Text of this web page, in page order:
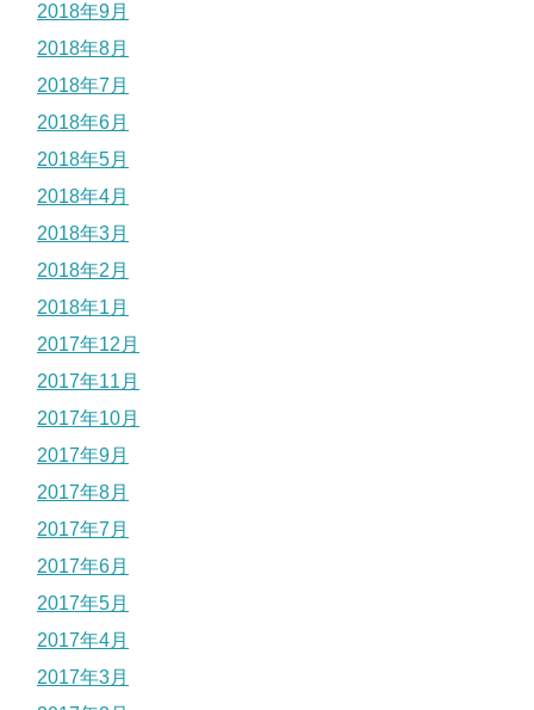
2018年9月
2018年8月
2018年7月
2018年6月
2018年5月
2018年4月
2018年3月
2018年2月
2018年1月
2017年12月
2017年11月
2017年10月
2017年9月
2017年8月
2017年7月
2017年6月
2017年5月
2017年4月
2017年3月